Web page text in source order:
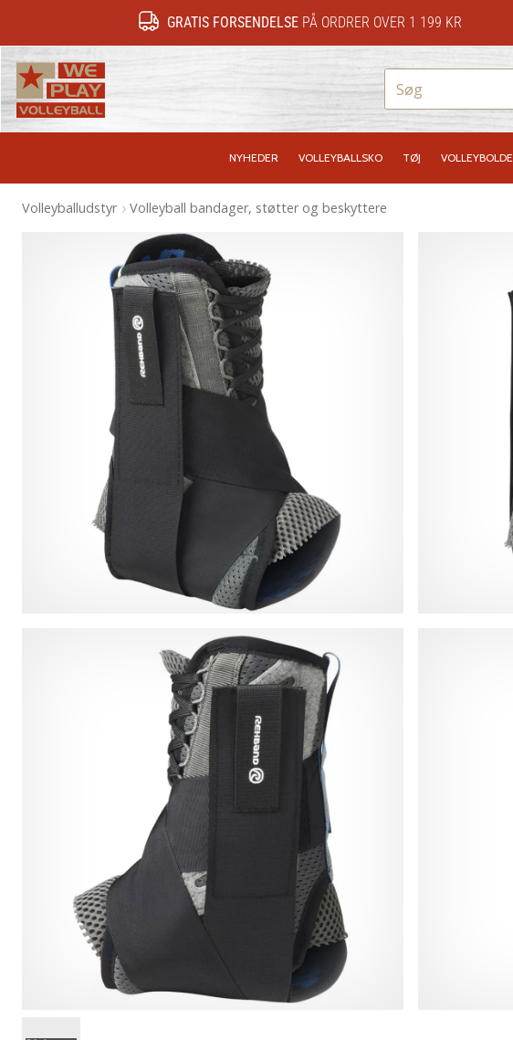
GRATIS FORSENDELSE PÅ ORDRER OVER 1 199 KR
NYHEDER VOLLEYBALLSKO TØJ VOLLEYBOLDE
Volleyballudstyr Volleyball bandager, støtter og beskyttere